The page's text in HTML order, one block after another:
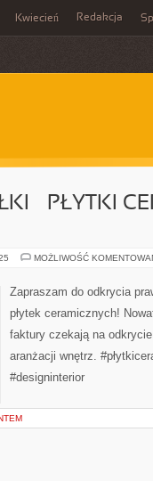
Kwiecień Redakcja
– PŁYTKI
MOŻLIWOŚĆ
Zapraszam do odkrycia
płytek ceramicznych!
faktury czekają na
aranżacji wnętrz.
#designinterior